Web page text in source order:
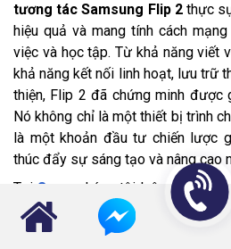
tương tác Samsung Flip 2thực
hiệu quả và mang tính cách
việc và học tập. Từ khả năng viết
khả năng kết nối linh hoạt, lưu trữ
thiện, Flip 2 đã chứng minh được
Nó không chỉ là một thiết bị trình
là một khoản đầu tư chiến lược
thúc đẩy sự sáng tạo và nâng cao
Tại Sona
, chúng tôi luôn sẵn
chọn, lắp đặt, và cung cấp dịch
đảm bảo
màn hình tương tác